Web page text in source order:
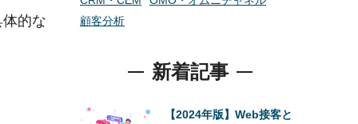
的な
顧客分析
新着記事
【2024年版】Web接客と